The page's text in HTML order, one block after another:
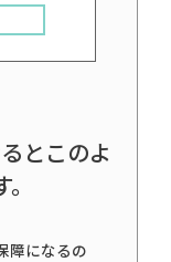
とこのよ
障になるの